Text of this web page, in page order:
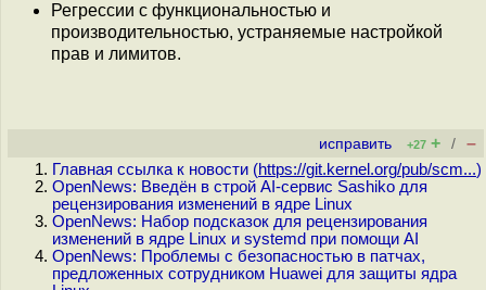
Регрессии c функциональностью и
производительностью, устраняемые настройкой
прав и лимитов.
исправить +27 + / –
Главная ссылка к новости (https://git.kernel.org/pub/scm...)
OpenNews: Введён в строй AI-сервис Sashiko для
рецензирования изменений в ядре Linux
OpenNews: Набор подсказок для рецензирования
изменений в ядре Linux и systemd при помощи AI
OpenNews: Проблемы с безопасностью в патчах,
предложенных сотрудником Huawei для защиты ядра